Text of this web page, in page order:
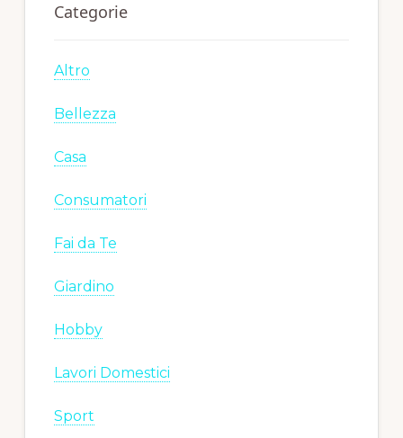
Categorie
Altro
Bellezza
Casa
Consumatori
Fai da Te
Giardino
Hobby
Lavori Domestici
Sport